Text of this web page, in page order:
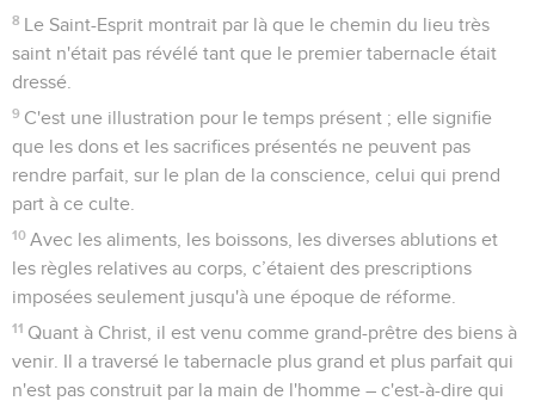
8 Le Saint-Esprit montrait par là que le chemin du lieu très
saint n'était pas révélé tant que le premier tabernacle était
dressé.
9 C'est une illustration pour le temps présent ; elle signifie
que les dons et les sacrifices présentés ne peuvent pas
rendre parfait, sur le plan de la conscience, celui qui prend
part à ce culte.
10 Avec les aliments, les boissons, les diverses ablutions et
les règles relatives au corps, c’étaient des prescriptions
imposées seulement jusqu'à une époque de réforme.
11 Quant à Christ, il est venu comme grand-prêtre des biens à
venir. Il a traversé le tabernacle plus grand et plus parfait qui
n'est pas construit par la main de l'homme – c'est-à-dire qui